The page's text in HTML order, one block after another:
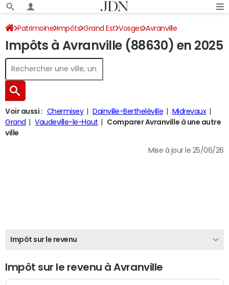
Patrimoine Impôts Grand Est Vosges Avranville
Impôt sur le revenu
Impôts à Avranville (88630) en 2025
Voir aussi : Chermisey Dainville-Bertheléville
Midrevaux
Grand
Vaudeville-le-Haut
Comparer Avranville à une autre
ville
Mise à jour le 25/06/26
Impôt sur le revenu
Impôt sur le revenu à Avranville